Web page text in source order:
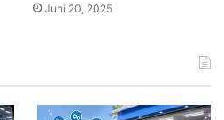
Juni 20, 2025